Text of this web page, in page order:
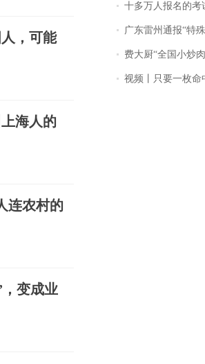
，可能
海人的
连农村的
变成业
十多万人报名的考试
广东雷州通报“特殊教育学校教师招
费大厨“全国小炒肉大王”称
视频丨只要一枚命中就